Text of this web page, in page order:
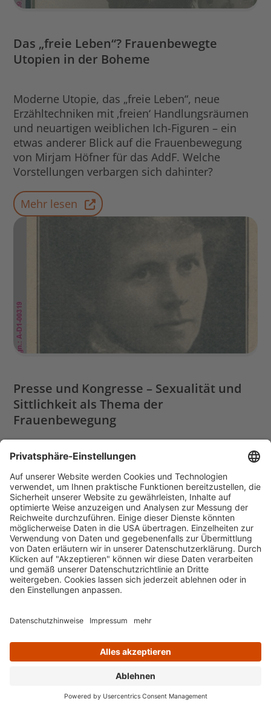
Das „freie Leben“? Frauenbewegte
Utopien in der Boheme
Moderne Utopie, das „freie Leben“, neue
Erzähltechniken mit ‚freien‘ Handlungsräumen
und neuartigen weiblichen Ich-Figuren – ein
etwas anderer Blick auf die Frauenbewegung
von Mirjam Höfner für das AddF. Welche
Vorstellungen verbargen sich dahinter?
Mehr lesen
Presse und Kongresse – Sexualität und
Sittlichkeit als Thema der
Frauenbewegung
Wie nutzte die Frauenbewegung die Presse und
Kongresse zur „Frauen-Frage“? Welche
Aktivistinnen äußerten sich wie zu Sexualität
und Sittlichkeit? Wie beteiligten sich der
Abolitionismus und andere frauenbewegte
Zusammenschlüsse an diesen Diskussionen?
Mette Bartels vom AddF berichtet.
Mehr lesen